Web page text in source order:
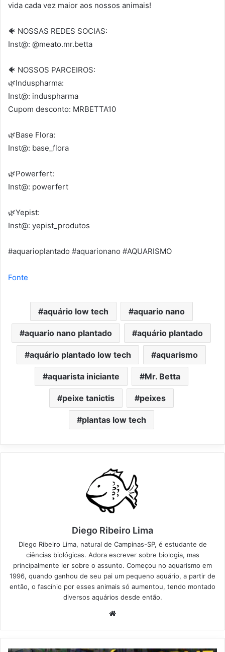
vida cada vez maior aos nossos animais!
🐠 NOSSAS REDES SOCIAS:
Inst@: @meato.mr.betta
🐠 NOSSOS PARCEIROS:
🌿Induspharma:
Inst@: induspharma
Cupom desconto: MRBETTA10
🌿Base Flora:
Inst@: base_flora
🌿Powerfert:
Inst@: powerfert
🌿Yepist:
Inst@: yepist_produtos
#aquarioplantado #aquarionano #AQUARISMO
Fonte
aquário low tech aquario nano
aquario nano plantado aquário plantado
aquário plantado low tech aquarismo
aquarista iniciante Mr. Betta
peixe tanictis peixes
plantas low tech
Diego Ribeiro Lima
Diego Ribeiro Lima, natural de Campinas-SP, é estudante de
ciências biológicas. Adora escrever sobre biologia, mas
principalmente ler sobre o assunto. Começou no aquarismo em
1996, quando ganhou de seu pai um pequeno aquário, a partir de
então, o fascínio por esses animais só aumentou, tendo montado
diversos aquários desde então.
Website